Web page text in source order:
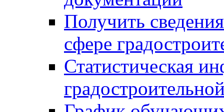
Получить
сфере
Статистическая